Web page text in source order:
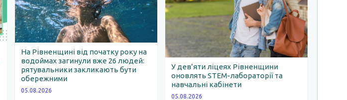
На Рівненщині від початку року на
водоймах загинули вже 26 людей:
рятувальники закликають бути
обережними
05.08.2026
У дев’яти ліцеях Рівненщини
оновлять STEM-лабораторії та
навчальні кабінети
05.08.2026